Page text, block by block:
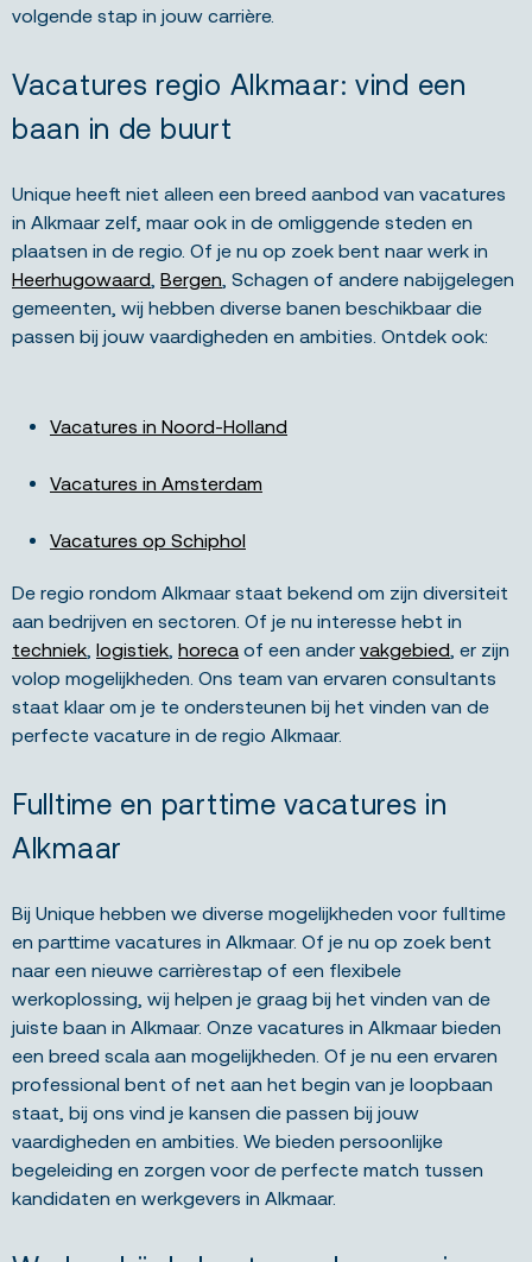
volgende stap in jouw carrière.
Vacatures regio Alkmaar: vind een
baan in de buurt
Unique heeft niet alleen een breed aanbod van vacatures
in Alkmaar zelf, maar ook in de omliggende steden en
plaatsen in de regio. Of je nu op zoek bent naar werk in
Heerhugowaard Bergen , Schagen of andere nabijgelegen
gemeenten, wij hebben diverse banen beschikbaar die
passen bij jouw vaardigheden en ambities. Ontdek ook:
Vacatures in Noord-Holland
Vacatures in Amsterdam
Vacatures op Schiphol
De regio rondom Alkmaar staat bekend om zijn diversiteit
aan bedrijven en sectoren. Of je nu interesse hebt in
techniek logistiek horeca of een ander vakgebied , er zijn
volop mogelijkheden. Ons team van ervaren consultants
staat klaar om je te ondersteunen bij het vinden van de
perfecte vacature in de regio Alkmaar.
Fulltime en parttime vacatures in
Alkmaar
Bij Unique hebben we diverse mogelijkheden voor fulltime
en parttime vacatures in Alkmaar. Of je nu op zoek bent
naar een nieuwe carrièrestap of een flexibele
werkoplossing, wij helpen je graag bij het vinden van de
juiste baan in Alkmaar. Onze vacatures in Alkmaar bieden
een breed scala aan mogelijkheden. Of je nu een ervaren
professional bent of net aan het begin van je loopbaan
staat, bij ons vind je kansen die passen bij jouw
vaardigheden en ambities. We bieden persoonlijke
begeleiding en zorgen voor de perfecte match tussen
kandidaten en werkgevers in Alkmaar.